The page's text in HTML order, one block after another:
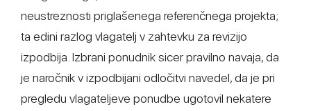
neustreznosti priglašenega referenčnega projekta;
ta edini razlog vlagatelj v zahtevku za revizijo
izpodbija. Izbrani ponudnik sicer pravilno navaja, da
je naročnik v izpodbijani odločitvi navedel, da je pri
pregledu vlagateljeve ponudbe ugotovil nekatere